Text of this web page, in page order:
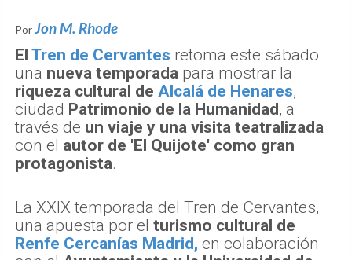
PorJon M. Rhode
El Tren de Cervantes retoma este sábado
una nueva temporada para mostrar la
riqueza cultural de Alcalá de Henares,
ciudad Patrimonio de la Humanidad, a
través de un viaje y una visita teatralizada
con el autor de 'El Quijote' como gran
protagonista.
La XXIX temporada del Tren de Cervantes,
una apuesta por el turismo cultural de
Renfe Cercanías Madrid, en colaboración